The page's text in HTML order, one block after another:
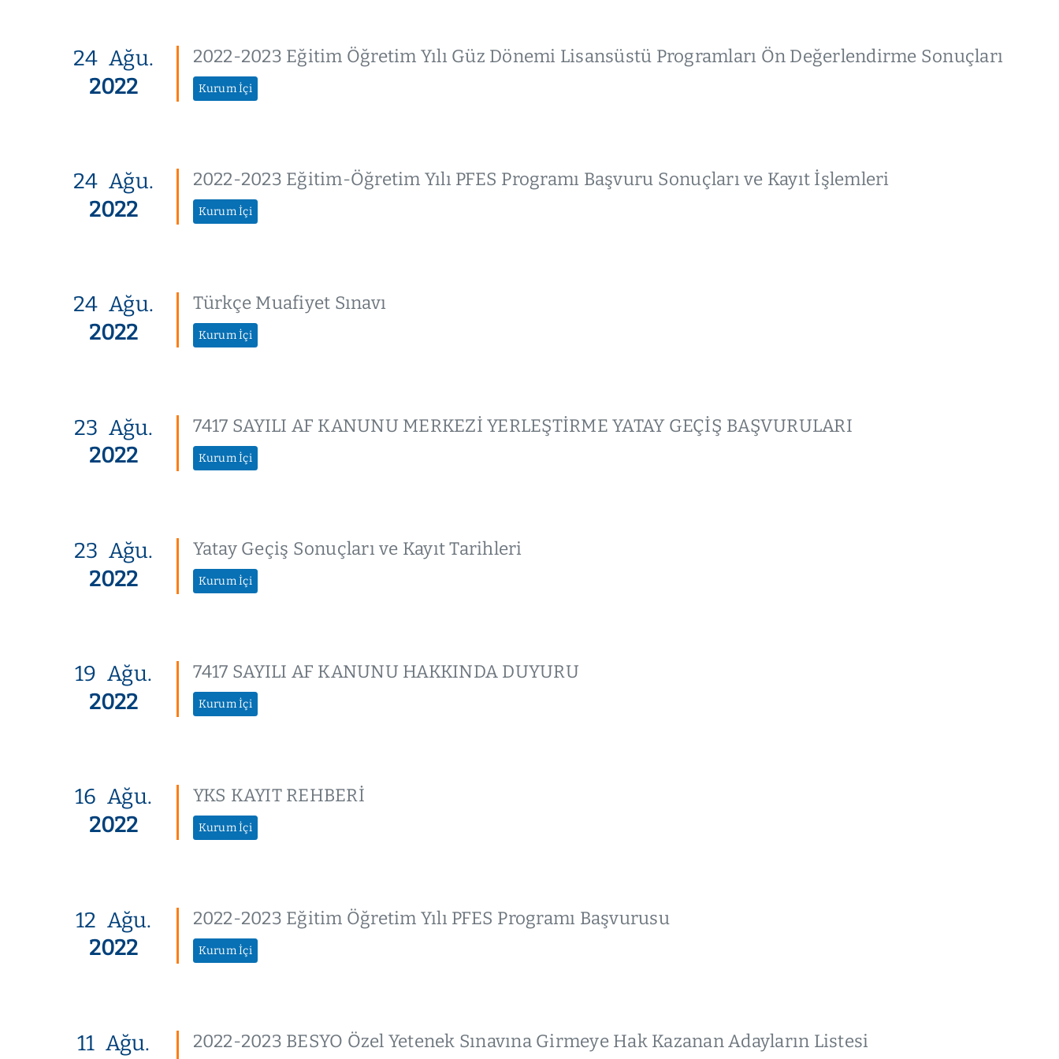
24 Ağu.
2022
2022-2023 Eğitim Öğretim Yılı Güz Dönemi Lisansüstü Programları Ön Değerlendirme Sonuçları
Kurum İçi
24 Ağu.
2022
2022-2023 Eğitim-Öğretim Yılı PFES Programı Başvuru Sonuçları ve Kayıt İşlemleri
Kurum İçi
24 Ağu.
2022
Türkçe Muafiyet Sınavı
Kurum İçi
23 Ağu.
2022
7417 SAYILI AF KANUNU MERKEZİ YERLEŞTİRME YATAY GEÇİŞ BAŞVURULARI
Kurum İçi
23 Ağu.
2022
Yatay Geçiş Sonuçları ve Kayıt Tarihleri
Kurum İçi
19 Ağu.
2022
7417 SAYILI AF KANUNU HAKKINDA DUYURU
Kurum İçi
16 Ağu.
2022
YKS KAYIT REHBERİ
Kurum İçi
12 Ağu.
2022
2022-2023 Eğitim Öğretim Yılı PFES Programı Başvurusu
Kurum İçi
11 Ağu.
2022-2023 BESYO Özel Yetenek Sınavına Girmeye Hak Kazanan Adayların Listesi